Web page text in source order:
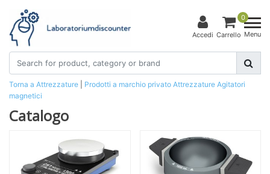
Accedi
0
Carrello Menu
Torna a Attrezzature Prodotti a marchio privato Attrezzature Agitatori
magnetici
Catalogo